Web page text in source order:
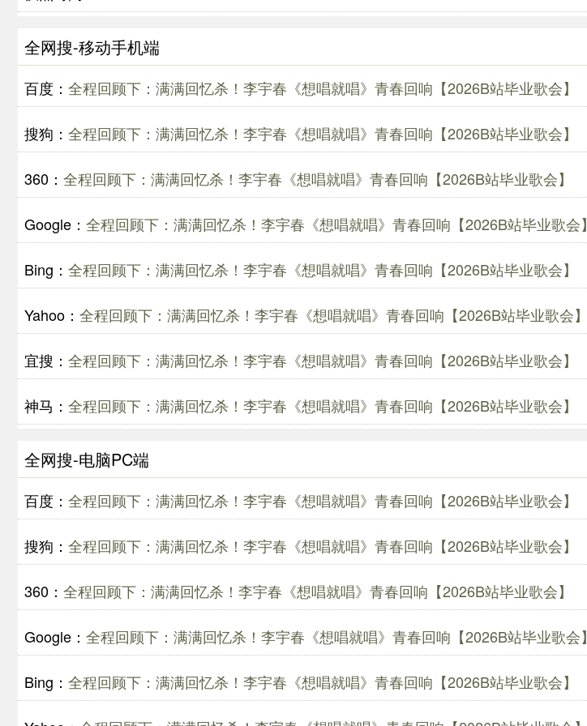
全网搜-移动手机端
百度： 全程回顾下：满满回忆杀！李宇春《想唱就唱》青春回响【2026B站毕业歌会】
搜狗： 全程回顾下：满满回忆杀！李宇春《想唱就唱》青春回响【2026B站毕业歌会】
360： 全程回顾下：满满回忆杀！李宇春《想唱就唱》青春回响【2026B站毕业歌会】
Google： 全程回顾下：满满回忆杀！李宇春《想唱就唱》青春回响【2026B站毕业歌会】
Bing： 全程回顾下：满满回忆杀！李宇春《想唱就唱》青春回响【2026B站毕业歌会】
Yahoo： 全程回顾下：满满回忆杀！李宇春《想唱就唱》青春回响【2026B站毕业歌会】
宜搜： 全程回顾下：满满回忆杀！李宇春《想唱就唱》青春回响【2026B站毕业歌会】
神马： 全程回顾下：满满回忆杀！李宇春《想唱就唱》青春回响【2026B站毕业歌会】
全网搜-电脑PC端
百度： 全程回顾下：满满回忆杀！李宇春《想唱就唱》青春回响【2026B站毕业歌会】
搜狗： 全程回顾下：满满回忆杀！李宇春《想唱就唱》青春回响【2026B站毕业歌会】
360： 全程回顾下：满满回忆杀！李宇春《想唱就唱》青春回响【2026B站毕业歌会】
Google： 全程回顾下：满满回忆杀！李宇春《想唱就唱》青春回响【2026B站毕业歌会】
Bing： 全程回顾下：满满回忆杀！李宇春《想唱就唱》青春回响【2026B站毕业歌会】